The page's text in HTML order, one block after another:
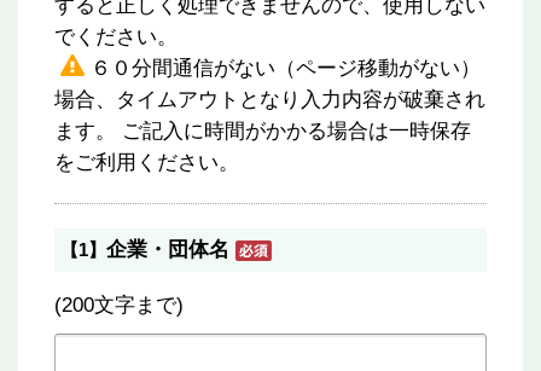
すると正しく処理できませんので、使用しない
でください。
６０分間通信がない（ページ移動がない）
場合、タイムアウトとなり入力内容が破棄され
ます。 ご記入に時間がかかる場合は一時保存
をご利用ください。
【1】 企業・団体名
(200文字まで)